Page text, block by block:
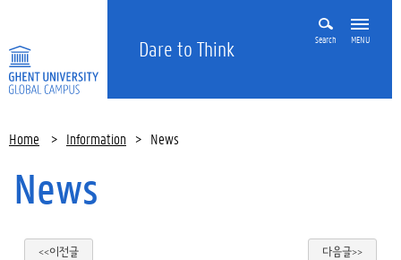
Dare to Think Search MENU
Home > Information > News
News
<<이전글 다음글>>